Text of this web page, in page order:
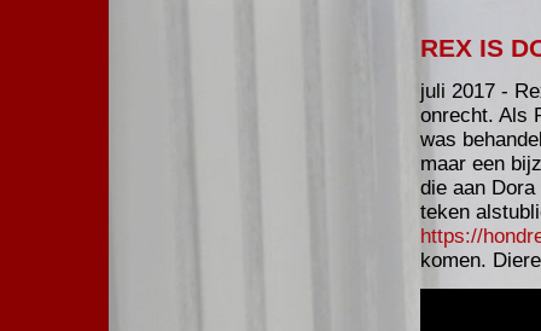
REX IS
juli 2017 -
onrecht. Als
was
maar een
die aan
teken
https://
komen.